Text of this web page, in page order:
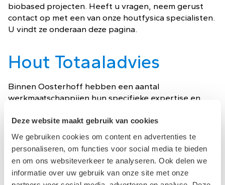
Deze website maakt gebruik van cookies
We gebruiken cookies om content en advertenties te
personaliseren, om functies voor social media te bieden
en om ons websiteverkeer te analyseren. Ook delen we
informatie over uw gebruik van onze site met onze
biobased projecten. Heeft u vragen, neem gerust
contact op met een van onze houtfysica specialisten.
U vindt ze onderaan deze pagina.
Hout Totaaladvies
Binnen Oosterhoff hebben een aantal
werkmaatschappijen hun specifieke expertise en
duurzaam, haalbaar en maakbaar te maken. Onder
de naam Hout Totaaladvies werkt ABT hierin samen
bbn, Adviesbureau Lüning
,
abtWassenaaren Adviesbureau Van de Laar.
Hout Totaaladvies is er speciaal voor opdrachtgevers,